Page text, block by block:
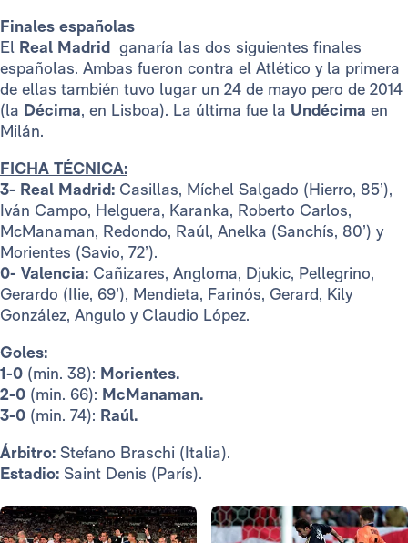
Finales españolas
El Real Madrid ganaría las dos siguientes finales
españolas. Ambas fueron contra el Atlético y la primera
de ellas también tuvo lugar un 24 de mayo pero de 2014
(la Décima, en Lisboa). La última fue la Undécima en
Milán.
FICHA TÉCNICA:
3- Real Madrid: Casillas, Míchel Salgado (Hierro, 85’),
Iván Campo, Helguera, Karanka, Roberto Carlos,
McManaman, Redondo, Raúl, Anelka (Sanchís, 80’) y
Morientes (Savio, 72’).
0- Valencia: Cañizares, Angloma, Djukic, Pellegrino,
Gerardo (Ilie, 69’), Mendieta, Farinós, Gerard, Kily
González, Angulo y Claudio López.
Goles:
1-0 (min. 38): Morientes.
2-0 (min. 66): McManaman.
3-0 (min. 74): Raúl.
Árbitro: Stefano Braschi (Italia).
Estadio: Saint Denis (París).